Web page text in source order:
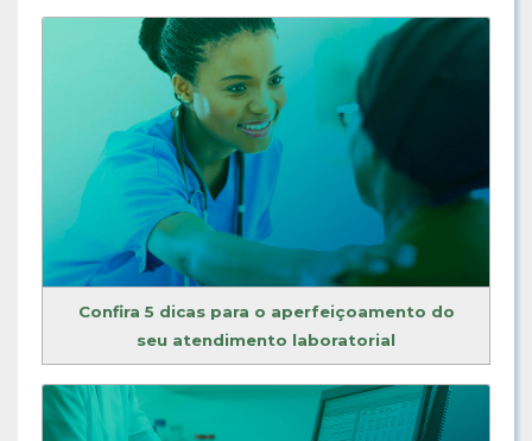
Confira 5 dicas para o aperfeiçoamento do
seu atendimento laboratorial